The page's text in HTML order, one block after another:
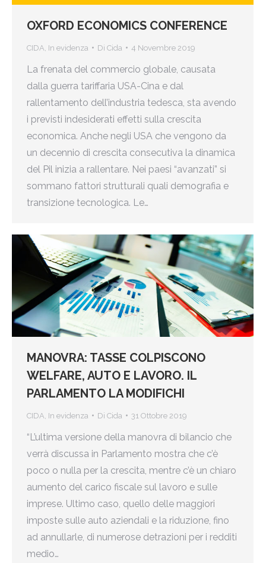
OXFORD ECONOMICS CONFERENCE
CIDA In evidenza Di Cida 4 Novembre 2019
La frenata del commercio globale, causata
dalla guerra tariffaria USA-Cina e dal
rallentamento dell’industria tedesca, sta avendo
i previsti indesiderati effetti sulla crescita
economica. Anche negli USA che vengono da
un decennio di crescita consecutiva la dinamica
del Pil inizia a rallentare. Nei paesi “avanzati” si
sommano fattori strutturali quali demografia e
transizione tecnologica. Le…
MANOVRA: TASSE COLPISCONO
WELFARE, AUTO E LAVORO. IL
PARLAMENTO LA MODIFICHI
CIDA In evidenza Di Cida 31 Ottobre 2019
“L’ultima versione della manovra di bilancio che
verrà discussa in Parlamento mostra che c’è
poco o nulla per la crescita, mentre c’è un chiaro
aumento del carico fiscale sul lavoro e sulle
imprese. Ultimo caso, quello delle maggiori
imposte sulle auto aziendali e la riduzione, fino
ad annullarle, di numerose detrazioni per i redditi
medio…